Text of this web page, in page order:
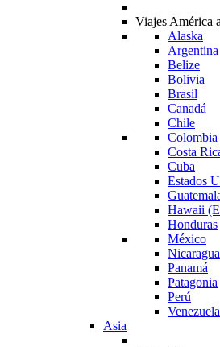
Viajes América
Alaska
Argentina
Belize
Bolivia
Brasil
Canadá
Chile
Colombia
Costa
Cuba
Estados
Hawaii
Honduras
México
Nicaragua
Panamá
Patagonia
Perú
Venezuela
Asia